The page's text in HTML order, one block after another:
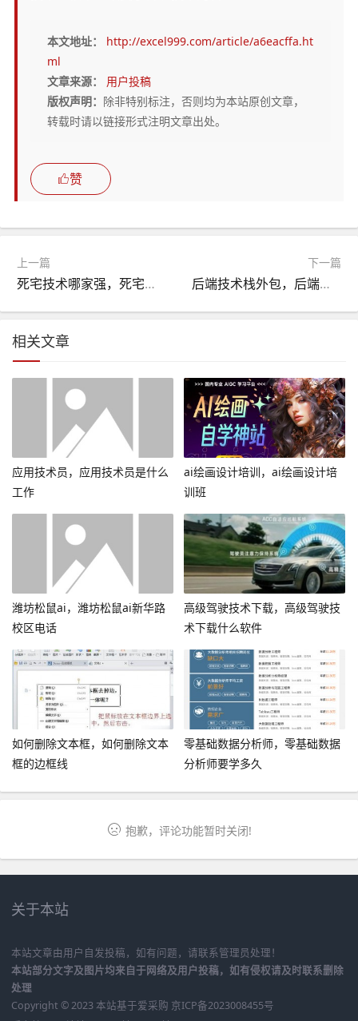
本文地址：
http://excel999.com/article/a6eacffa.ht
ml
文章来源：
用户投稿
版权声明： 除非特别标注，否则均为本站原创文章，
转载时请以链接形式注明文章出处。
赞
上一篇
死宅技术哪家强，死宅技术哪家强免费阅读
下一篇
后端技术栈外包，后端技术栈
相关文章
应用技术员，应用技术员是什么
工作
ai绘画设计培训，ai绘画设计培
训班
潍坊松鼠ai，潍坊松鼠ai新华路
校区电话
高级驾驶技术下载，高级驾驶技
术下载什么软件
如何删除文本框，如何删除文本
框的边框线
零基础数据分析师，零基础数据
分析师要学多久
抱歉，评论功能暂时关闭!
关于本站
本站文章由用户自发投稿，如有问题，请联系管理员处理！
本站部分文字及图片均来自于网络及用户投稿，如有侵权请及时联系删除
处理
Copyright © 2023 本站基于爱采购 京ICP备2023008455号